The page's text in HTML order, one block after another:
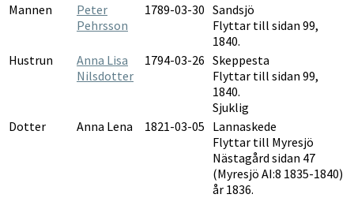
Mannen
Peter
Pehrsson
1789-03-30 Sandsjö
Flyttar till sidan 99,
1840.
Hustrun
Anna Lisa
Nilsdotter
1794-03-26 Skeppesta
Flyttar till sidan 99,
1840.
Sjuklig
Dotter
Anna Lena 1821-03-05 Lannaskede
Flyttar till Myresjö
Nästagård sidan 47
(Myresjö AI:8 1835-1840)
år 1836.